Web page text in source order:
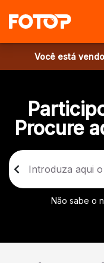
Você está
Procure
Não sabe o